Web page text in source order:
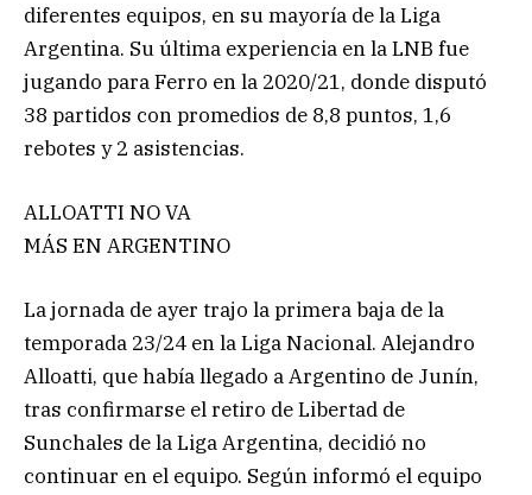
diferentes equipos, en su mayoría de la Liga
Argentina. Su última experiencia en la LNB fue
jugando para Ferro en la 2020/21, donde disputó
38 partidos con promedios de 8,8 puntos, 1,6
rebotes y 2 asistencias.
ALLOATTI NO VA
MÁS EN ARGENTINO
La jornada de ayer trajo la primera baja de la
temporada 23/24 en la Liga Nacional. Alejandro
Alloatti, que había llegado a Argentino de Junín,
tras confirmarse el retiro de Libertad de
Sunchales de la Liga Argentina, decidió no
continuar en el equipo. Según informó el equipo